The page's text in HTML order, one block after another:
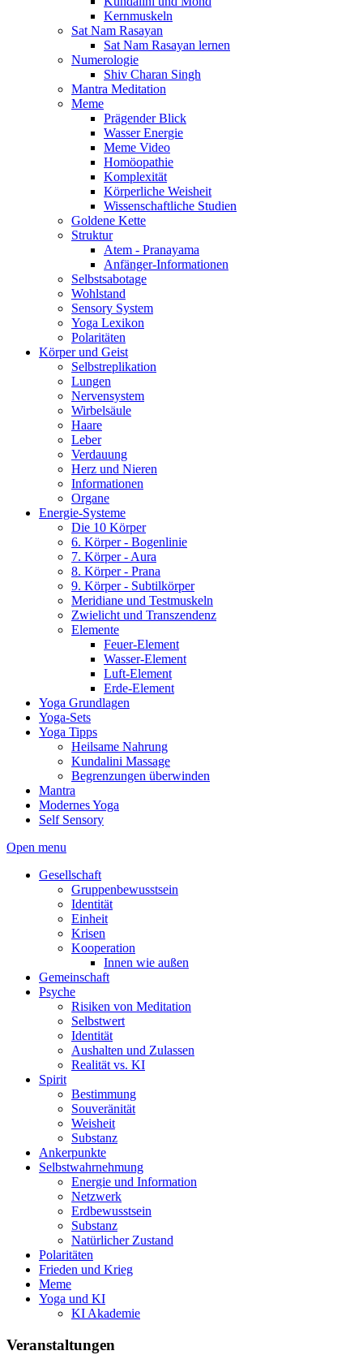
Kernmuskeln
Sat Nam Rasayan
Sat Nam Rasayan lernen
Numerologie
Shiv Charan Singh
Mantra Meditation
Meme
Prägender Blick
Wasser Energie
Meme Video
Homöopathie
Komplexität
Körperliche Weisheit
Wissenschaftliche Studien
Goldene Kette
Struktur
Atem - Pranayama
Anfänger-Informationen
Selbstsabotage
Wohlstand
Sensory System
Yoga Lexikon
Polaritäten
Körper und Geist
Selbstreplikation
Lungen
Nervensystem
Wirbelsäule
Haare
Leber
Verdauung
Herz und Nieren
Informationen
Organe
Energie-Systeme
Die 10 Körper
6. Körper - Bogenlinie
7. Körper - Aura
8. Körper - Prana
9. Körper - Subtilkörper
Meridiane und Testmuskeln
Zwielicht und Transzendenz
Elemente
Feuer-Element
Wasser-Element
Luft-Element
Erde-Element
Yoga Grundlagen
Yoga-Sets
Yoga Tipps
Heilsame Nahrung
Kundalini Massage
Begrenzungen überwinden
Mantra
Modernes Yoga
Self Sensory
Open menu
Gesellschaft
Gruppenbewusstsein
Identität
Einheit
Krisen
Kooperation
Innen wie außen
Gemeinschaft
Psyche
Risiken von Meditation
Selbstwert
Identität
Aushalten und Zulassen
Realität vs. KI
Spirit
Bestimmung
Souveränität
Weisheit
Substanz
Ankerpunkte
Selbstwahrnehmung
Energie und Information
Netzwerk
Erdbewusstsein
Substanz
Natürlicher Zustand
Polaritäten
Frieden und Krieg
Meme
Yoga und KI
KI Akademie
Veranstaltungen